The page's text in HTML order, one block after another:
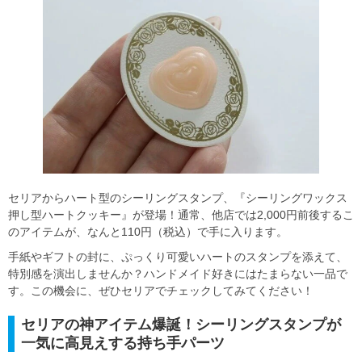
セリアからハート型のシーリングスタンプ、『シーリングワックス
押し型ハートクッキー』が登場！​通常、他店では2,000円前後するこ
のアイテムが、なんと110円（税込）で手に入ります。
手紙やギフトの封に、ぷっくり可愛いハートのスタンプを添えて、
特別感を演出しませんか？​ハンドメイド好きにはたまらない一品で
す。​この機会に、ぜひセリアでチェックしてみてください！
セリアの神アイテム爆誕！シーリングスタンプが
一気に高見えする持ち手パーツ